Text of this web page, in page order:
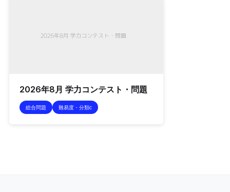
2026年8月 学力コンテスト・問題
総合問題 難易度・分類c